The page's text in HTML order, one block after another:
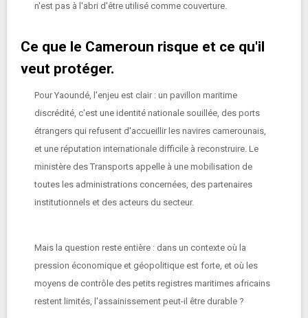
n'est pas à l'abri d'être utilisé comme couverture.
Ce que le Cameroun risque et ce qu'il
veut protéger.
Pour Yaoundé, l'enjeu est clair : un pavillon maritime
discrédité, c'est une identité nationale souillée, des ports
étrangers qui refusent d'accueillir les navires camerounais,
et une réputation internationale difficile à reconstruire. Le
ministère des Transports appelle à une mobilisation de
toutes les administrations concernées, des partenaires
institutionnels et des acteurs du secteur.
Mais la question reste entière : dans un contexte où la
pression économique et géopolitique est forte, et où les
moyens de contrôle des petits registres maritimes africains
restent limités, l'assainissement peut-il être durable ?